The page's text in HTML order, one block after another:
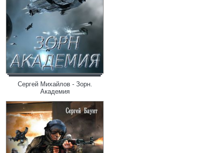
Сергей Михайлов - Зорн.
Академия